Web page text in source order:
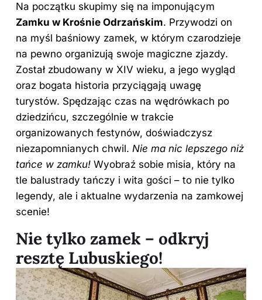
Na początku skupimy się na imponującym
Zamku w Krośnie Odrzańskim. Przywodzi on
na myśl baśniowy zamek, w którym czarodzieje
na pewno organizują swoje magiczne zjazdy.
Został zbudowany w XIV wieku, a jego wygląd
oraz bogata historia przyciągają uwagę
turystów. Spędzając czas na wędrówkach po
dziedzińcu, szczególnie w trakcie
organizowanych festynów, doświadczysz
niezapomnianych chwil. Nie ma nic lepszego niż
tańce w zamku! Wyobraź sobie misia, który na
tle balustrady tańczy i wita gości – to nie tylko
legendy, ale i aktualne wydarzenia na zamkowej
scenie!
Nie tylko zamek – odkryj
resztę Lubuskiego!